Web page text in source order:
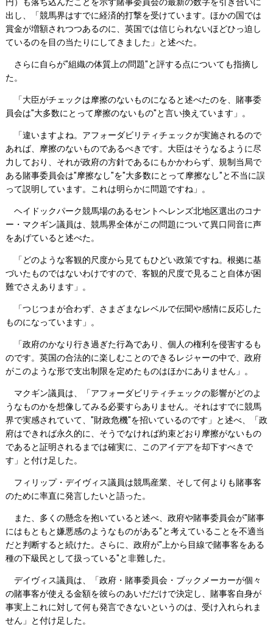
円）も落ち込んだことを示す賭事委員会の最新の数字を引き合いに
出し、「競馬界はすでに経済的打撃を受けています。ほかの国では
賞金が増額されつつあるのに、英国では信じられないほどひっ迫し
ているのを目の当たりにしてきました」と述べた。
さらに自らが"組織の体質上の問題"と評する点についても指摘し
た。
「大臣がチェックは摩擦のないものになると述べたのを、賭事委
員会は"大多数にとって摩擦のないもの"と言い換えています」。
「違いますよね。アフォーダビリティチェックが実施されるので
あれば、摩擦のないものであるべきです。大臣はそうなるように尽
力しており、それが政府の方針であるにもかかわらず、規制当局で
ある賭事委員会は"摩擦なし"を"大多数にとって摩擦なし"と不当に誤
って説明しています。これは明らかに問題ですね」。
ヘイドックパーク競馬場のあるセントヘレンズ北地区選出のコナ
ー・マクギン議員は、競馬界全体がこの問題について異口同音に声
をあげていると述べた。
「どのような客観的尺度から見てもひどい政策ですね。根拠に基
づいたものではないわけですので、客観的尺度で見ること自体が困
難でさえあります」。
「つじつまが合わず、さまざまなレベルで伝聞や感情に反応した
ものになっています」。
「政府のかなり行き過ぎた行為であり、個人の権利を侵害するも
のです。英国の合法的に楽しむことのできるレジャーの中で、政府
がこのような形で支出制限を定めたものはほかにありません」。
マクギン議員は、「アフォーダビリティチェックの影響がどのよ
うなものかを想像してみる必要すらありません。それはすでに競馬
界で実感されていて、"財政危機"を招いているのです」と述べ、「政
府はできれば永久的に、そうでなければ約束どおり摩擦がないもの
であると証明されるまでは確実に、このアイデアを却下すべきで
す」と付け足した。
フィリップ・デイヴィス議員は競馬産業、そして何よりも賭事客
のために率直に発言したいと語った。
また、多くの懸念を抱いていると述べ、政府や賭事委員会が"賭事
にはもともと嫌悪感のようなものがある"と考えていることを不適当
だと判断すると続けた。さらに、政府が"上から目線で賭事客をある
種の下級民として扱っている"と非難した。
デイヴィス議員は、「政府・賭事委員会・ブックメーカーが個々
の賭事客が使える金額を彼らのあいだだけで決定し、賭事客自身が
事実上これに対して何も発言できないというのは、受け入れられま
せん」と付け足した。